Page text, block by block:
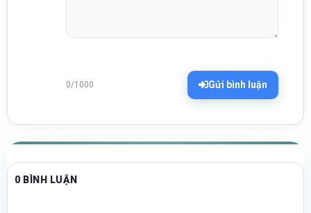
0/1000 Gửi bình luận
0 BÌNH LUẬN